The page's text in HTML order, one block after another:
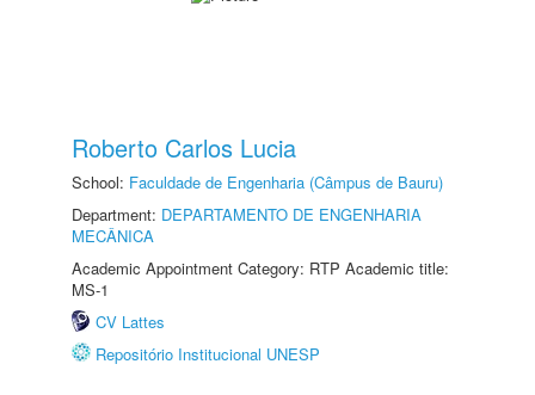
Roberto Carlos Lucia
School: Faculdade de Engenharia (Câmpus de Bauru)
Department: DEPARTAMENTO DE ENGENHARIA
MECÂNICA
Academic Appointment Category: RTP Academic title:
MS-1
CV Lattes
Repositório Institucional UNESP